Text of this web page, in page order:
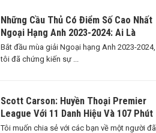
Những Cầu Thủ Có Điểm Số Cao Nhất
Ngoại Hạng Anh 2023-2024: Ai Là
Ngôi Sao Sáng Nhất?
Bắt đầu mùa giải Ngoại hạng Anh 2023-2024,
tôi đã chứng kiến sự ...
Scott Carson: Huyền Thoại Premier
League Với 11 Danh Hiệu Và 107 Phút
Thi Đấu
Tôi muốn chia sẻ với các bạn về một người đã